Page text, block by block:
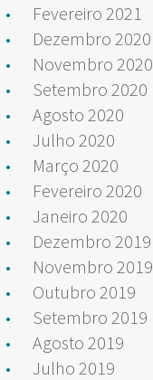
Fevereiro 2021
Dezembro 2020
Novembro 2020
Setembro 2020
Agosto 2020
Julho 2020
Março 2020
Fevereiro 2020
Janeiro 2020
Dezembro 2019
Novembro 2019
Outubro 2019
Setembro 2019
Agosto 2019
Julho 2019